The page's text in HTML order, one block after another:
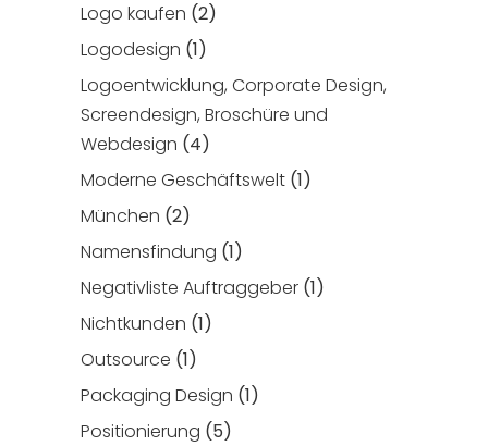
Logo kaufen (2)
Logodesign (1)
Logoentwicklung, Corporate Design,
Screendesign, Broschüre und
Webdesign (4)
Moderne Geschäftswelt (1)
München (2)
Namensfindung (1)
Negativliste Auftraggeber (1)
Nichtkunden (1)
Outsource (1)
Packaging Design (1)
Positionierung (5)